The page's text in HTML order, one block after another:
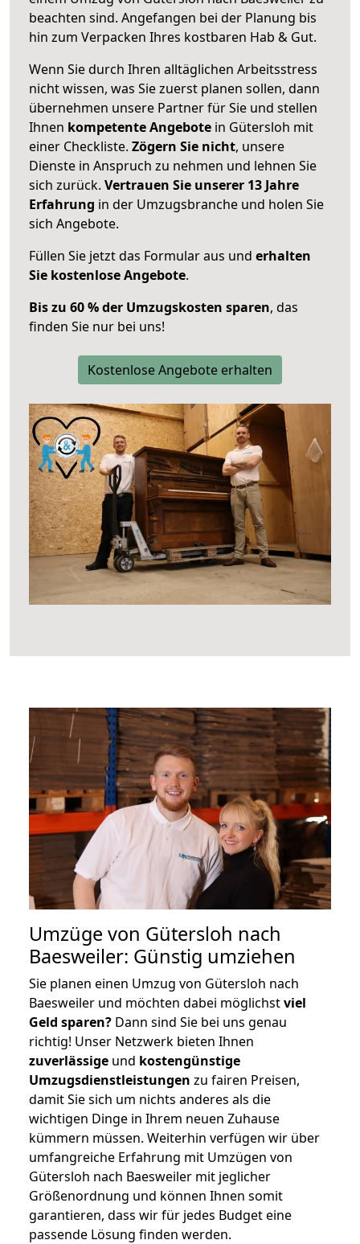
beachten sind. Angefangen bei der Planung bis
hin zum Verpacken Ihres kostbaren Hab & Gut.
Wenn Sie durch Ihren alltäglichen Arbeitsstress
nicht wissen, was Sie zuerst planen sollen, dann
übernehmen unsere Partner für Sie und stellen
Ihnen kompetente Angebote in Gütersloh mit
einer Checkliste. Zögern Sie nicht, unsere
Dienste in Anspruch zu nehmen und lehnen Sie
sich zurück. Vertrauen Sie unserer 13 Jahre
Erfahrung in der Umzugsbranche und holen Sie
sich Angebote.
Füllen Sie jetzt das Formular aus und erhalten
Sie kostenlose Angebote.
Bis zu 60 % der Umzugskosten sparen, das
finden Sie nur bei uns!
Kostenlose Angebote erhalten
Umzüge von Gütersloh nach
Baesweiler: Günstig umziehen
Sie planen einen Umzug von Gütersloh nach
Baesweiler und möchten dabei möglichstviel
Geld sparen? Dann sind Sie bei uns genau
richtig! Unser Netzwerk bieten Ihnen
zuverlässige und kostengünstige
Umzugsdienstleistungen zu fairen Preisen,
damit Sie sich um nichts anderes als die
wichtigen Dinge in Ihrem neuen Zuhause
kümmern müssen. Weiterhin verfügen wir über
umfangreiche Erfahrung mit Umzügen von
Gütersloh nach Baesweiler mit jeglicher
Größenordnung und können Ihnen somit
garantieren, dass wir für jedes Budget eine
passende Lösung finden werden.